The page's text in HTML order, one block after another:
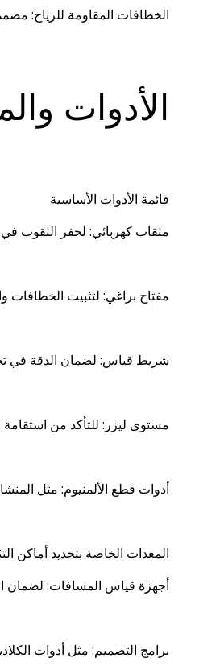
الخطافات المقاومة للرياح:
الأدوات
قائمة الأدوات الأساسية
مثقاب كهربائي: لحفر الثقوب في
مفتاح براغي: لتثبيت الخطافات
شريط قياس: لضمان الدقة في
مستوى ليزر: للتأكد من استقامة
أدوات قطع الألمنيوم: مثل
المعدات الخاصة بتحديد أماكن
أجهزة قياس المسافات: لضمان
برامج التصميم: مثل أدوات